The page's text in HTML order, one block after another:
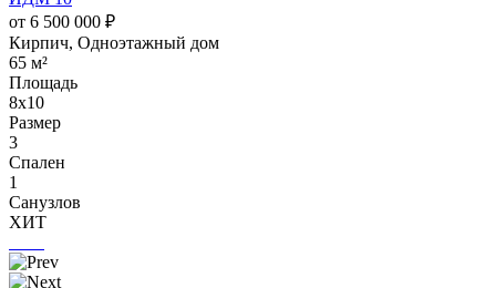
от 6 500 000 ₽
Кирпич, Одноэтажный дом
65 м²
Площадь
8х10
Размер
3
Спален
1
Санузлов
ХИТ